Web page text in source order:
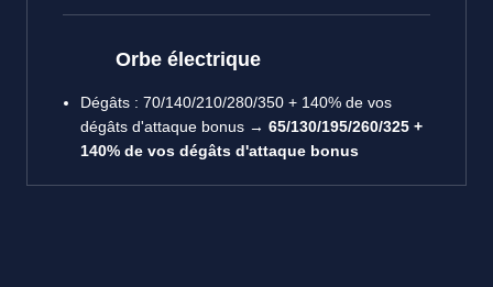
Orbe électrique
Dégâts : 70/140/210/280/350 + 140% de vos
dégâts d'attaque bonus → 65/130/195/260/325 +
140% de vos dégâts d'attaque bonus